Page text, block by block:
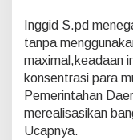
Inggid S.pd
tanpa
maximal,keadaan
konsentrasi para
Pemerintahan
merealisasikan
Ucapnya.